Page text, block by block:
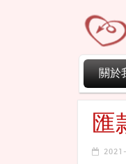
關於
匯